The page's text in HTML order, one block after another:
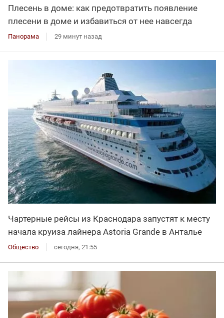
Плесень в доме: как предотвратить появление
плесени в доме и избавиться от нее навсегда
Панорама 29 минут назад
Чартерные рейсы из Краснодара запустят к месту
начала круиза лайнера Astoria Grande в Анталье
Общество сегодня, 21:55